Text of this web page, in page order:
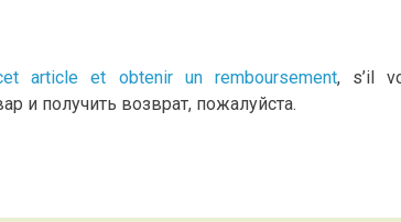
article et obtenir un remboursement, s’il
и получить возврат, пожалуйста.